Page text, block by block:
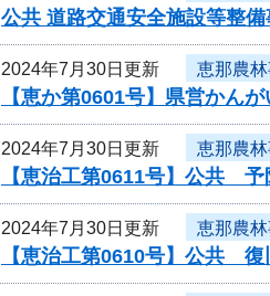
公共 道路交通安全施設等整
2024年7月30日更新 恵那農
【恵か第0601号】県営かん
2024年7月30日更新 恵那農
【恵治工第0611号】公共
2024年7月30日更新 恵那農
【恵治工第0610号】公共